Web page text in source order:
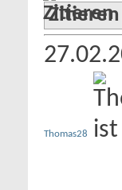
Zitieren
Thomas28